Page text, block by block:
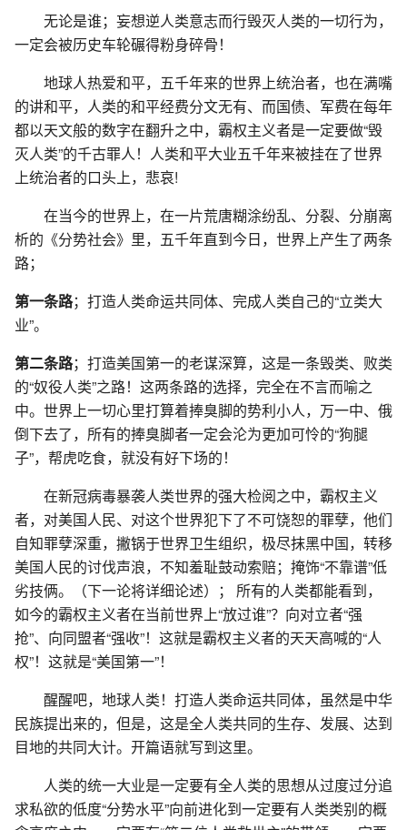
无论是谁；妄想逆人类意志而行毁灭人类的一切行为，
一定会被历史车轮碾得粉身碎骨！
地球人热爱和平，五千年来的世界上统治者，也在满嘴
的讲和平，人类的和平经费分文无有、而国债、军费在每年
都以天文般的数字在翻升之中，霸权主义者是一定要做“毁
灭人类”的千古罪人！人类和平大业五千年来被挂在了世界
上统治者的口头上，悲哀!
在当今的世界上，在一片荒唐糊涂纷乱、分裂、分崩离
析的《分势社会》里，五千年直到今日，世界上产生了两条
路；
第一条路；打造人类命运共同体、完成人类自己的“立类大
业”。
第二条路；打造美国第一的老谋深算，这是一条毁类、败类
的“奴役人类”之路！这两条路的选择，完全在不言而喻之
中。世界上一切心里打算着捧臭脚的势利小人，万一中、俄
倒下去了，所有的捧臭脚者一定会沦为更加可怜的“狗腿
子”，帮虎吃食，就没有好下场的！
在新冠病毒暴袭人类世界的强大检阅之中，霸权主义
者，对美国人民、对这个世界犯下了不可饶恕的罪孽，他们
自知罪孽深重，撇锅于世界卫生组织，极尽抹黑中国，转移
美国人民的讨伐声浪，不知羞耻鼓动索赔；掩饰“不靠谱”低
劣技俩。（下一论将详细论述）； 所有的人类都能看到，
如今的霸权主义者在当前世界上“放过谁”？向对立者“强
抢”、向同盟者“强收”！这就是霸权主义者的天天高喊的“人
权”！这就是“美国第一”！
醒醒吧，地球人类！打造人类命运共同体，虽然是中华
民族提出来的，但是，这是全人类共同的生存、发展、达到
目地的共同大计。开篇语就写到这里。
人类的统一大业是一定要有全人类的思想从过度过分追
求私欲的低度“分势水平”向前进化到一定要有人类类别的概